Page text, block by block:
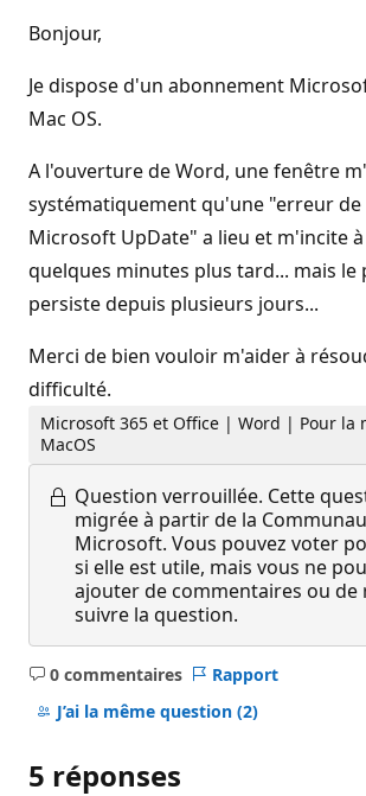
Bonjour,
Je dispose d'un abonnement
Mac OS.
A l'ouverture de Word, une fenêtre
systématiquement qu'une "erreur de
Microsoft UpDate" a lieu et m'incite
quelques minutes plus tard... mais le
persiste depuis plusieurs jours...
Merci de bien vouloir m'aider à
difficulté.
Microsoft 365 et Office | Word | Pour la
MacOS
Question verrouillée. Cette
migrée à partir de la
Microsoft. Vous pouvez voter
si elle est utile, mais vous ne
ajouter de commentaires ou de
suivre la question.
0 commentaires
Aucun
commentaire
Rapport
J’ai la même question (2)
5 réponses